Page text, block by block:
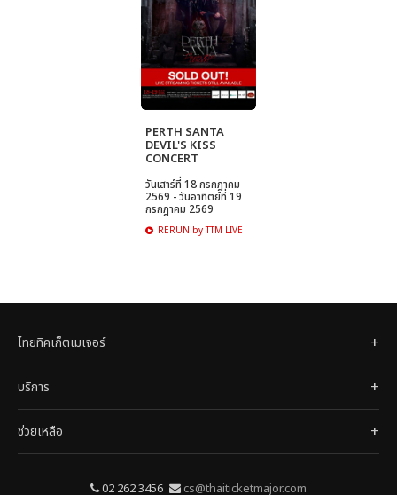
PERTH SANTA
DEVIL'S KISS
CONCERT
วันเสาร์ที่ 18 กรกฎาคม
2569 - วันอาทิตย์ที่ 19
กรกฎาคม 2569
RERUN by TTM LIVE
ไทยทิคเก็ตเมเจอร์
บริการ
ช่วยเหลือ
02 262 3456 cs@thaiticketmajor.com